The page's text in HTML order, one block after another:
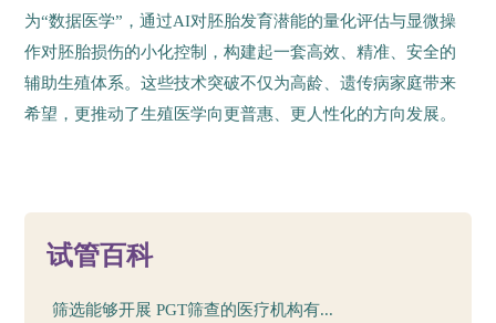
为“数据医学”，通过AI对胚胎发育潜能的量化评估与显微操
作对胚胎损伤的小化控制，构建起一套高效、精准、安全的
辅助生殖体系。这些技术突破不仅为高龄、遗传病家庭带来
希望，更推动了生殖医学向更普惠、更人性化的方向发展。
试管百科
筛选能够开展 PGT筛查的医疗机构有...